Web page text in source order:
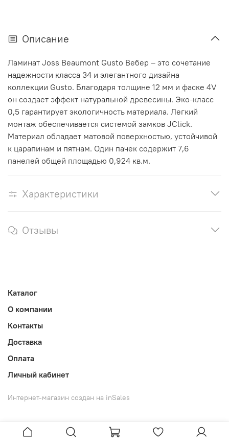
Описание
Ламинат Joss Beaumont Gusto Вебер – это сочетание
надежности класса 34 и элегантного дизайна
коллекции Gusto. Благодаря толщине 12 мм и фаске 4V
он создает эффект натуральной древесины. Эко-класс
0,5 гарантирует экологичность материала. Легкий
монтаж обеспечивается системой замков JClick.
Материал обладает матовой поверхностью, устойчивой
к царапинам и пятнам. Один пачек содержит 7,6
панелей общей площадью 0,924 кв.м.
Характеристики
Отзывы
Каталог
О компании
Контакты
Доставка
Оплата
Личный кабинет
Интернет-магазин создан на inSales